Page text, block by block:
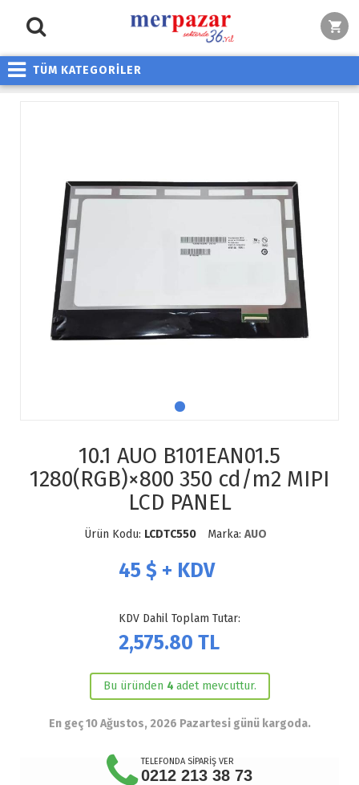
TÜM KATEGORİLER
10.1 AUO B101EAN01.5
1280(RGB)×800 350 cd/m2 MIPI
LCD PANEL
Ürün Kodu: LCDTC550 Marka: AUO
45 $ + KDV
KDV Dahil Toplam Tutar:
2,575.80 TL
Bu üründen 4 adet mevcuttur.
En geç 10 Ağustos, 2026 Pazartesi günü kargoda.
TELEFONDA SİPARİŞ VER
0212 213 38 73